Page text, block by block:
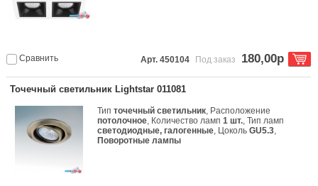
Сравнить Арт. 450104 Под заказ 180,00р
Точечный светильник Lightstar 011081
Типточечный светильник, Расположение
потолочное, Количество ламп1 шт., Тип ламп
светодиодные, галогенные, ЦокольGU5.3,
Поворотные лампы